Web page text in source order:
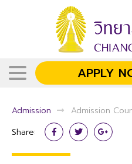
APPLY
Admission
Admission
Share: